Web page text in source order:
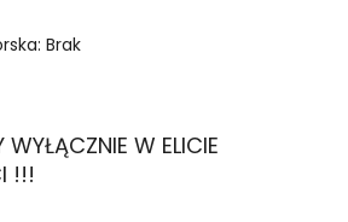
Brak
WYŁĄCZNIE W ELICIE
!!!